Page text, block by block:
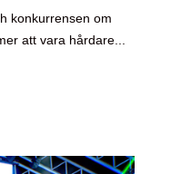
konkurrensen om
att vara hårdare...